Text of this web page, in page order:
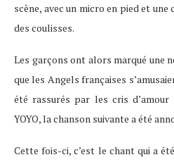
scène, avec un micro en pied et
des coulisses.
Les garçons ont alors marqué une
que les Angels françaises
été rassurés par les cris
YOYO, la chanson suivante a été
Cette fois-ci, c’est le chant qui a